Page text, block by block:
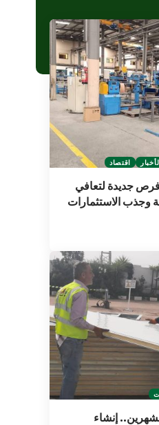
اقتصاد
جديدة لتعافي
وجذب الاستثمارات
إنشاء